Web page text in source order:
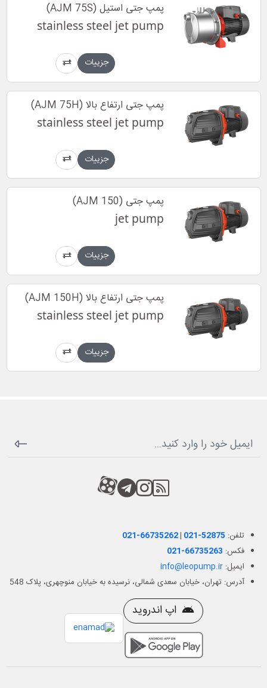
پمپ جتی استیل (AJM 75S)
stainless steel jet pump
جزییات
پمپ جتی ارتفاع بالا (AJM 75H)
stainless steel jet pump
جزییات
پمپ جتی (AJM 150)
jet pump
جزییات
پمپ جتی ارتفاع بالا (AJM 150H)
stainless steel jet pump
جزییات
RSS
کانال آپارات
کانال تلگرام
کانال آپارات
تلفن: 021-66735262| 021-52875
فکس: 021-66735263
ایمیل:info@leopump.ir
آدرس: تهران، خیابان سعدی شمالی، نرسیده به خیابان منوچهری، پلاک 548
اپ اندروید